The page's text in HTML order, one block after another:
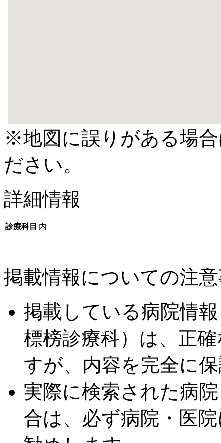
※地図に誤りがある場
ださい。
詳細情報
診療科目 内
掲載情報についての注
掲載している病院情
標榜診療科）は、正
すが、内容を完全に
実際に検索された病
合は、必ず病院・医